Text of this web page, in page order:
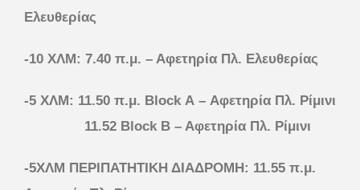
Ελευθερίας
-10 ΧΛΜ: 7.40 π.μ. – Αφετηρία Πλ. Ελευθερίας
-5 ΧΛΜ: 11.50 π.μ. Block A – Αφετηρία Πλ. Ρίμινι
11.52 Block Β – Αφετηρία Πλ. Ρίμινι
-5ΧΛΜ ΠΕΡΙΠΑΤΗΤΙΚΗ ΔΙΑΔΡΟΜΗ: 11.55 π.μ.